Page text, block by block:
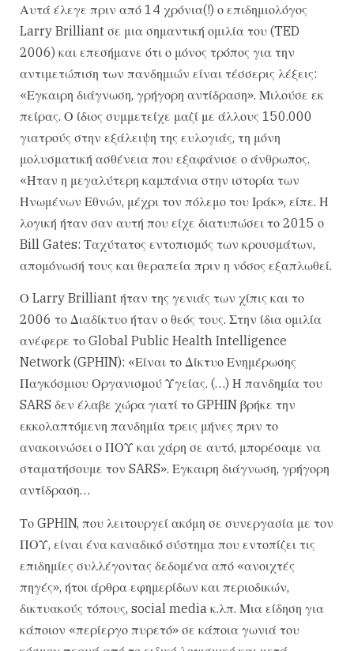
Αυτά έλεγε πριν από 14 χρόνια(!) ο επιδημιολόγος
Larry Brilliant σε μια σημαντική ομιλία του (TED
2006) και επεσήμανε ότι ο μόνος τρόπος για την
αντιμετώπιση των πανδημιών είναι τέσσερις λέξεις:
«Εγκαιρη διάγνωση, γρήγορη αντίδραση». Μιλούσε εκ
πείρας. Ο ίδιος συμμετείχε μαζί με άλλους 150.000
γιατρούς στην εξάλειψη της ευλογιάς, τη μόνη
μολυσματική ασθένεια που εξαφάνισε ο άνθρωπος.
«Ηταν η μεγαλύτερη καμπάνια στην ιστορία των
Ηνωμένων Εθνών, μέχρι τον πόλεμο του Ιράκ», είπε. Η
λογική ήταν σαν αυτή που είχε διατυπώσει το 2015 ο
Bill Gates: Ταχύτατος εντοπισμός των κρουσμάτων,
απομόνωσή τους και θεραπεία πριν η νόσος εξαπλωθεί.
Ο Larry Brilliant ήταν της γενιάς των χίπις και το
2006 το Διαδίκτυο ήταν ο θεός τους. Στην ίδια ομιλία
ανέφερε το Global Public Health Intelligence
Network (GPHIN): «Είναι το Δίκτυο Ενημέρωσης
Παγκόσμιου Οργανισμού Υγείας. (…) Η πανδημία του
SARS δεν έλαβε χώρα γιατί το GPHIN βρήκε την
εκκολαπτόμενη πανδημία τρεις μήνες πριν το
ανακοινώσει ο ΠΟΥ και χάρη σε αυτό, μπορέσαμε να
σταματήσουμε τον SARS». Εγκαιρη διάγνωση, γρήγορη
αντίδραση…
Το GPHIN, που λειτουργεί ακόμη σε συνεργασία με τον
ΠΟΥ, είναι ένα καναδικό σύστημα που εντοπίζει τις
επιδημίες συλλέγοντας δεδομένα από «ανοιχτές
πηγές», ήτοι άρθρα εφημερίδων και περιοδικών,
δικτυακούς τόπους, social media κ.λπ. Μια είδηση για
κάποιον «περίεργο πυρετό» σε κάποια γωνιά του